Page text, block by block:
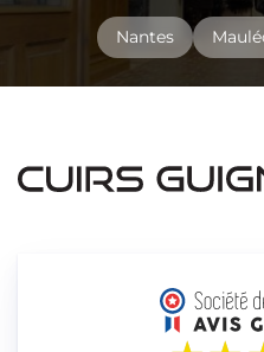
Nantes